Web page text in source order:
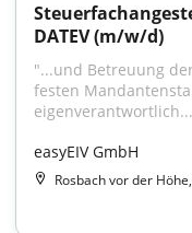
DATEV (m/w/d)
"...und Betreuung
festen
easyEIV GmbH
Rosbach vor der